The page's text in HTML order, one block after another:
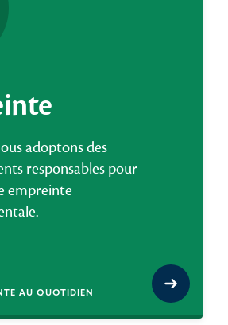
adoptons des
responsables pour
empreinte
AU QUOTIDIEN